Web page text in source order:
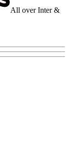
All over Inter &